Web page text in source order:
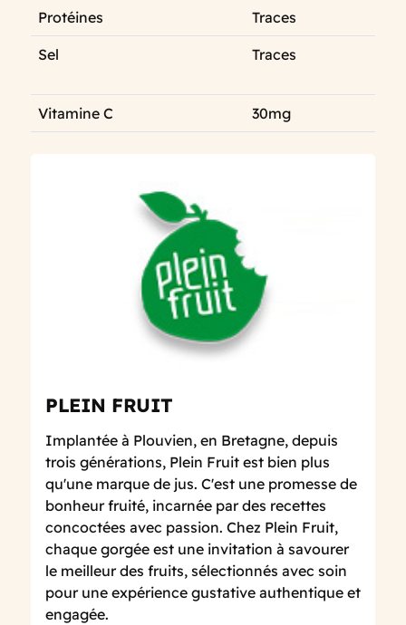
Protéines Traces
Sel Traces
Vitamine C 30mg
PLEIN FRUIT
Implantée à Plouvien, en Bretagne, depuis
trois générations, Plein Fruit est bien plus
qu'une marque de jus. C'est une promesse de
bonheur fruité, incarnée par des recettes
concoctées avec passion. Chez Plein Fruit,
chaque gorgée est une invitation à savourer
le meilleur des fruits, sélectionnés avec soin
pour une expérience gustative authentique et
engagée.